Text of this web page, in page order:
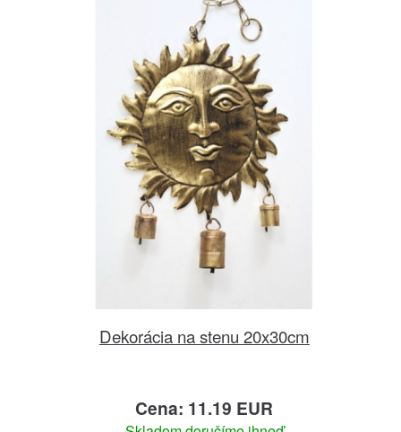
Dekorácia na stenu 20x30cm
Cena: 11.19 EUR